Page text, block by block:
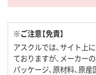
※ご注意【免責】
アスクルでは、サイト上
ておりますが、メーカーの
パッケージ、原材料、原